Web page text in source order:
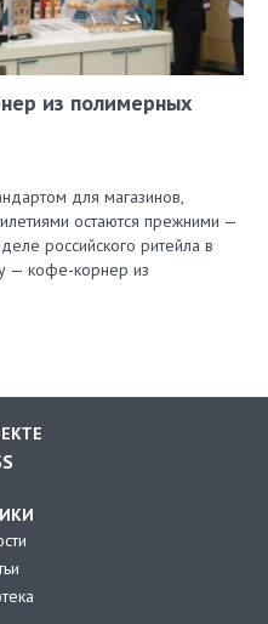
из полимерных
для магазинов,
остаются прежними —
российского ритейла в
— кофе-корнер из